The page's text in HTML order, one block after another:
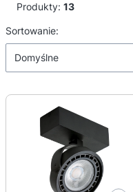
Produkty: 13
Lista produktów
Sortowanie:
Domyślne